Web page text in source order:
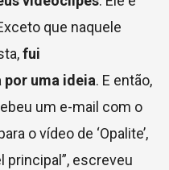
que naquele
fui
uma ideia. E então,
um e-mail com o
o vídeo de ‘Opalite’,
principal”, escreveu